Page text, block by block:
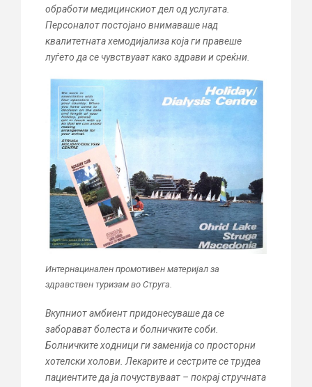
обработи медицинскиот дел од услугата.
Персоналот постојано внимаваше над
квалитетната хемодијализа која ги правеше
луѓето да се чувствуаат како здрави и среќни.
Интернацинален промотивен материјал за
здравствен туризам во Струга.
Вкупниот амбиент придонесуваше да се
заборават болеста и болничките соби.
Болничките ходници ги заменија со просторни
хотелски холови. Лекарите и сестрите се трудеа
пациентите да ја почуствуваат – покрај стручната